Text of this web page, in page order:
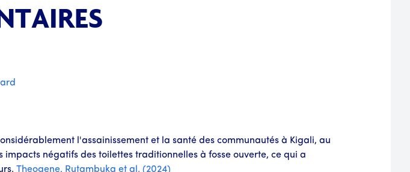
l'assainissement et la santé des communautés à Kigali, au
négatifs des toilettes traditionnelles à fosse ouverte, ce qui a
Theogene, Rutambuka et al. (2024)